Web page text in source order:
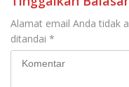
Alamat email Anda tidak
ditandai *